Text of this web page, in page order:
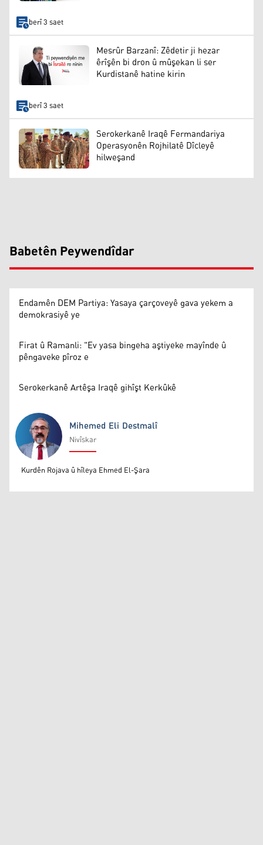
berî 3 saet
Mesrûr Barzanî: Zêdetir ji hezar
êrîşên bi dron û mûşekan li ser
Kurdistanê hatine kirin
berî 3 saet
Serokerkanê Iraqê Fermandariya
Operasyonên Rojhilatê Dîcleyê
hilweşand
Babetên Peywendîdar
Endamên DEM Partiya: Yasaya çarçoveyê gava yekem a
demokrasiyê ye
Firat û Ramanli: "Ev yasa bingeha aştiyeke mayînde û
pêngaveke pîroz e
Serokerkanê Artêşa Iraqê gihîşt Kerkûkê
Mihemed Eli Destmalî
Mihemed Eli Destmalî
Nivîskar
Kurdên Rojava û hîleya Ehmed El-Şara